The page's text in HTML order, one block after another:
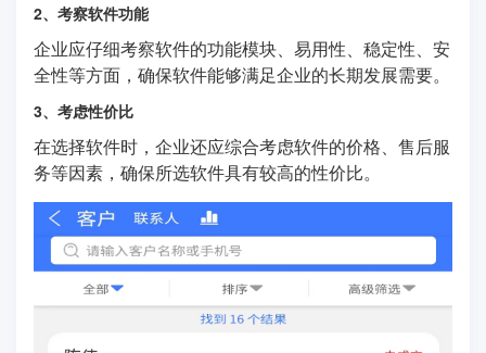
2、考察软件功能
企业应仔细考察软件的功能模块、易用性、稳定性、安
全性等方面，确保软件能够满足企业的长期发展需要。
3、考虑性价比
在选择软件时，企业还应综合考虑软件的价格、售后服
务等因素，确保所选软件具有较高的性价比。